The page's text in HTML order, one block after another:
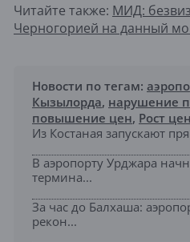
Читайте также: МИД:
Черногорией на данный
Новости по тегам:
Кызылорда, нарушение
повышение цен, Рост цен
Из Костаная запускают
В аэропорту Урджара
термина...
За час до Балхаша:
рекон...